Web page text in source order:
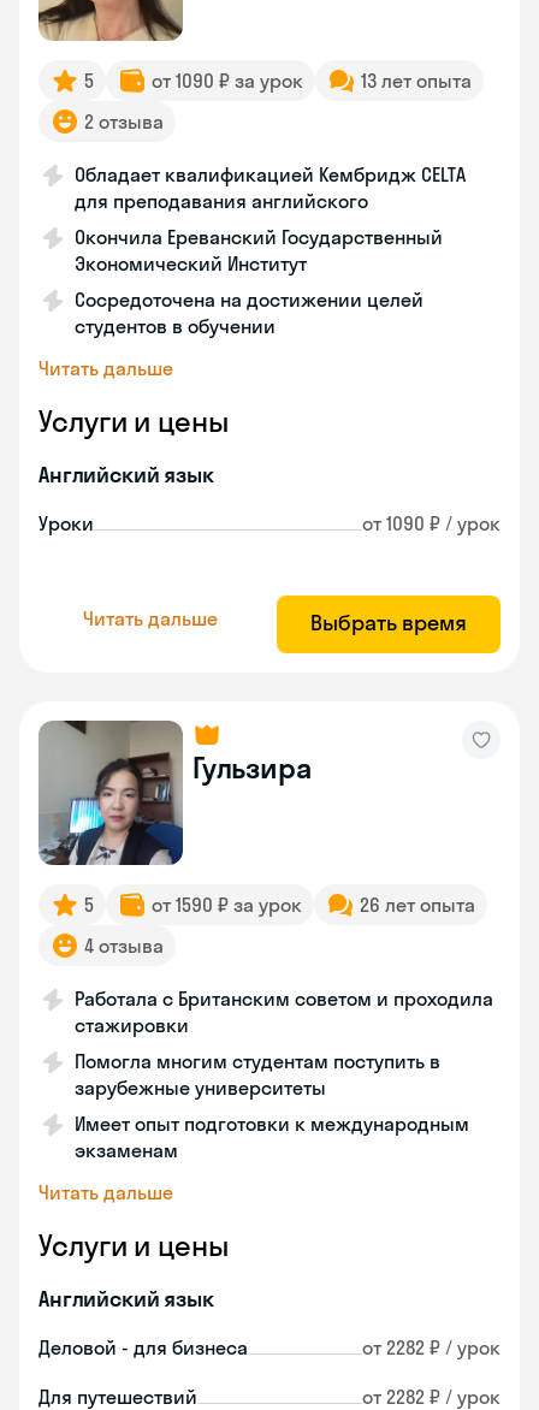
5 от 1090 ₽ за урок
13 лет опыта
2 отзыва
Обладает квалификацией Кембридж CELTA
для преподавания английского
Окончила Ереванский Государственный
Экономический Институт
Сосредоточена на достижении целей
студентов в обучении
Читать дальше
Услуги и цены
Английский язык
Уроки от 1090 ₽ / урок
Читать дальше Выбрать время
Гульзира
5 от 1590 ₽ за урок
26 лет опыта
4 отзыва
Работала с Британским советом и проходила
стажировки
Помогла многим студентам поступить в
зарубежные университеты
Имеет опыт подготовки к международным
экзаменам
Читать дальше
Услуги и цены
Английский язык
Деловой - для бизнеса от 2282 ₽ / урок
Для путешествий от 2282 ₽ / урок